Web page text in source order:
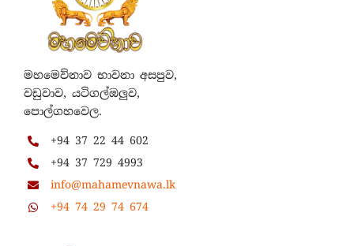
මහමෙව්නාව භාවනා අසපුව,
වඩුවාව, යටිගල්ඔලුව,
පොල්ගහවෙල.
+94 37 22 44 602
+94 37 729 4993
info@mahamevnawa.lk
+94 74 29 74 674